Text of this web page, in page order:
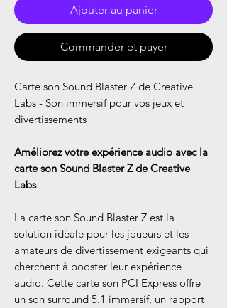
Ajouter au panier
Commander et payer
Carte son Sound Blaster Z de Creative
Labs - Son immersif pour vos jeux et
divertissements
Améliorez votre expérience audio avec la
carte son Sound Blaster Z de Creative
Labs
La carte son Sound Blaster Z est la
solution idéale pour les joueurs et les
amateurs de divertissement exigeants qui
cherchent à booster leur expérience
audio. Cette carte son PCI Express offre
un son surround 5.1 immersif, un rapport